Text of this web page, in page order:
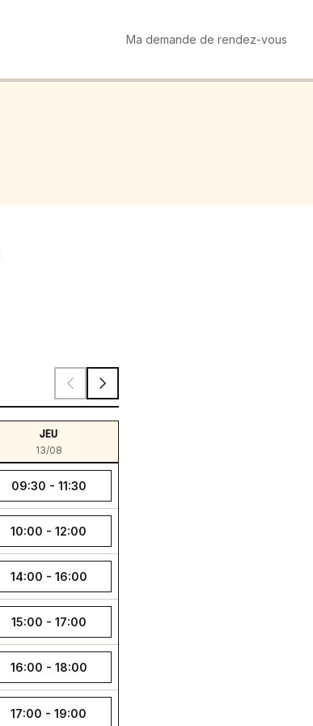
Ma demande de rendez-vous
JEU
13/08
09:30 - 11:30
10:00 - 12:00
14:00 - 16:00
15:00 - 17:00
16:00 - 18:00
17:00 - 19:00